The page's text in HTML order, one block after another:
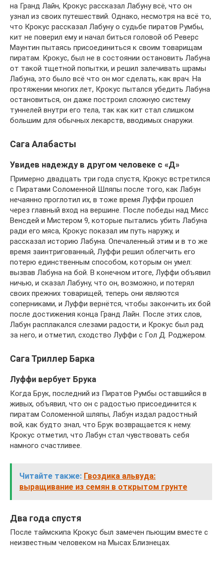
на Гранд Лайн, Крокус рассказал Лабуну всё, что он
узнал из своих путешествий. Однако, несмотря на всё то,
что Крокус рассказал Лабуну о судьбе пиратов Румбы,
кит не поверил ему и начал биться головой об Реверс
Маунтин пытаясь присоединиться к своим товарищам
пиратам. Крокус, был не в состоянии остановить Лабуна
от такой тщетной попытки, и решил залечивать шрамы
Лабуна, это было всё что он мог сделать, как врач. На
протяжении многих лет, Крокус пытался убедить Лабуна
остановиться, он даже построил сложную систему
туннелей внутри его тела, так как кит стал слишком
большим для обычных лекарств, вводимых снаружи.
Сага Алабасты
Увидев надежду в другом человеке с «Д»
Примерно двадцать три года спустя, Крокус встретился
с Пиратами Соломенной Шляпы после того, как Лабун
нечаянно проглотил их, в тоже время Луффи прошел
через главный вход на вершине. После победы над Мисс
Венсдей и Мистером 9, которые пытались убить Лабуна
ради его мяса, Крокус показал им путь наружу, и
рассказал историю Лабуна. Опечаленный этим и в то же
время заинтригованный, Луффи решил облегчить его
потерю единственным способом, которым он умел:
вызвав Лабуна на бой. В конечном итоге, Луффи объявил
ничью, и сказал Лабуну, что он, возможно, и потерял
своих прежних товарищей, теперь они являются
соперниками, и Луффи вернётся, чтобы закончить их бой
после достижения конца Гранд Лайн. После этих слов,
Лабун расплакался слезами радости, и Крокус был рад
за него, и отметил, сходство Луффи с Гол Д. Роджером.
Сага Триллер Барка
Луффи вербует Брука
Когда Брук, последний из Пиратов Румбы оставшийся в
живых, объявил, что он с радостью присоединится к
пиратам Соломенной шляпы, Лабун издал радостный
вой, как будто знал, что Брук возвращается к нему.
Крокус отметил, что Лабун стал чувствовать себя
намного счастливее.
Читайте также: Гвоздика альвуда:
выращивание из семян в открытом грунте
Два года спустя
После таймскипа Крокус был замечен пьющим вместе с
неизвестным человеком на Мысах Близнецах.